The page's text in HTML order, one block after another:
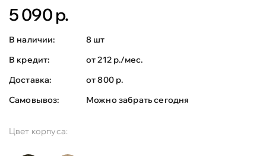
5 090 р.
В наличии:
8 шт
В кредит:
от 212 р./мес.
Доставка:
от 800 р.
Самовывоз:
Можно забрать сегодня
Цвет корпуса: